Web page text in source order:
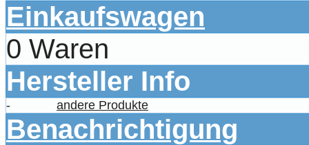
Einkaufswagen
0 Waren
Hersteller Info
- andere Produkte
Benachrichtigung